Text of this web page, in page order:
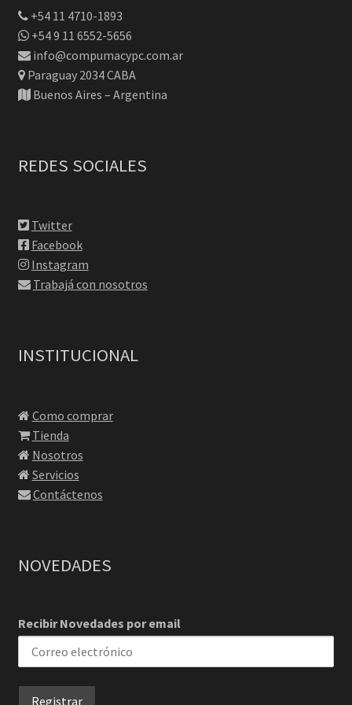
+54 11 4710-1893
+54 9 11 6552-5656
info@compumacypc.com.ar
Paraguay 2034 CABA
Buenos Aires – Argentina
REDES SOCIALES
Twitter
Facebook
Instagram
Trabajá con nosotros
INSTITUCIONAL
Como comprar
Tienda
Nosotros
Servicios
Contáctenos
NOVEDADES
Recibir Novedades por email